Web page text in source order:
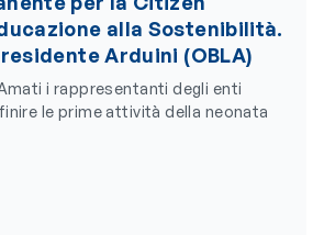
alla Sostenibilità.
Arduini (OBLA)
i rappresentanti degli enti
le prime attività della neonata